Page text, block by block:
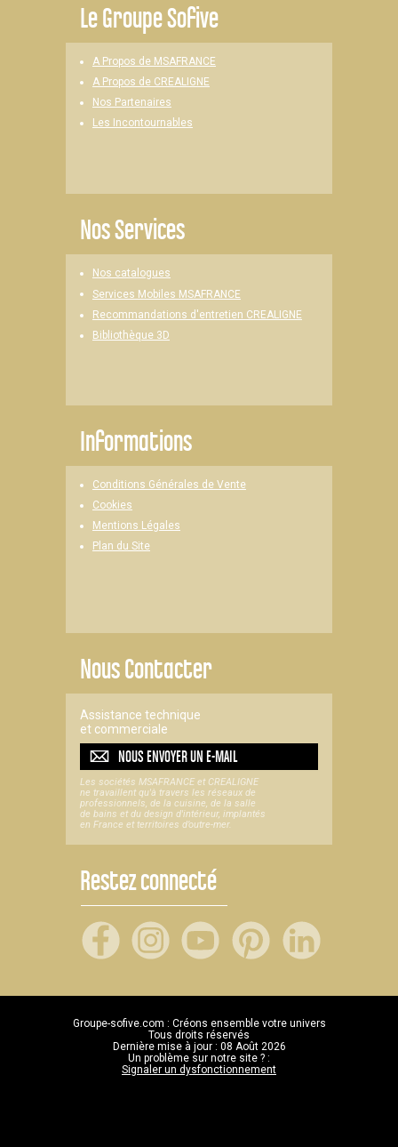
LeGroupe Sofive
A Propos de MSAFRANCE
A Propos de CREALIGNE
Nos Partenaires
Les Incontournables
Nos Services
Nos catalogues
Services Mobiles MSAFRANCE
Recommandations d'entretien CREALIGNE
Bibliothèque 3D
Informations
Conditions Générales de Vente
Cookies
Mentions Légales
Plan du Site
Nous Contacter
Assistance technique
et commerciale
NOUS ENVOYER UNE-MAIL
Les sociétés MSAFRANCE et CREALIGNE
ne travaillent qu'à travers les réseaux de
professionnels, de la cuisine, de la salle
de bains et du design d'intérieur, implantés
en France et territoires d’outre-mer.
Restez connecté
Groupe-sofive.com : Créons ensemble votre univers
Tous droits réservés
Dernière mise à jour : 08 Août 2026
Un problème sur notre site ? :
Signaler un dysfonctionnement